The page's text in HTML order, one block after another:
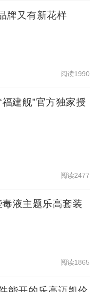
牌又有新花样
阅读1990
建舰”官方独家授
阅读2477
毒液主题乐高套装
阅读1865